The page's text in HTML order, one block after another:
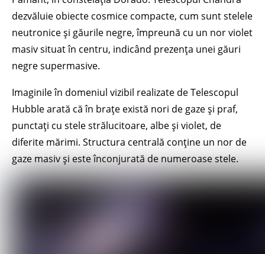
dezvăluie obiecte cosmice compacte, cum sunt stelele
neutronice și găurile negre, împreună cu un nor violet
masiv situat în centru, indicând prezența unei găuri
negre supermasive.
Imaginile în domeniul vizibil realizate de Telescopul
Hubble arată că în brațe există nori de gaze și praf,
punctați cu stele strălucitoare, albe și violet, de
diferite mărimi. Structura centrală conține un nor de
gaze masiv și este înconjurată de numeroase stele.